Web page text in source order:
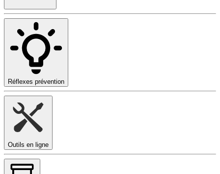
Réflexes prévention
Outils en ligne